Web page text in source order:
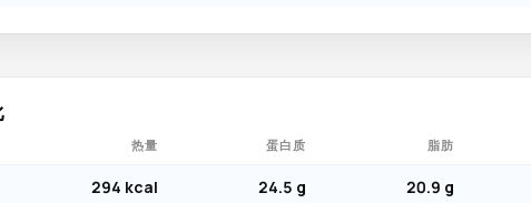
热量 蛋白质 脂肪
294 kcal 24.5 g 20.9 g